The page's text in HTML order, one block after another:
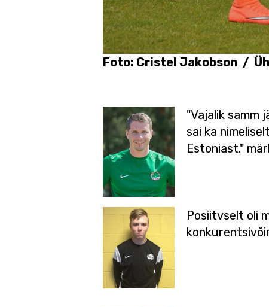
Foto: Cristel Jakobson /
"Vajalik samm
sai ka
Estoniast."
Posiitvselt oli